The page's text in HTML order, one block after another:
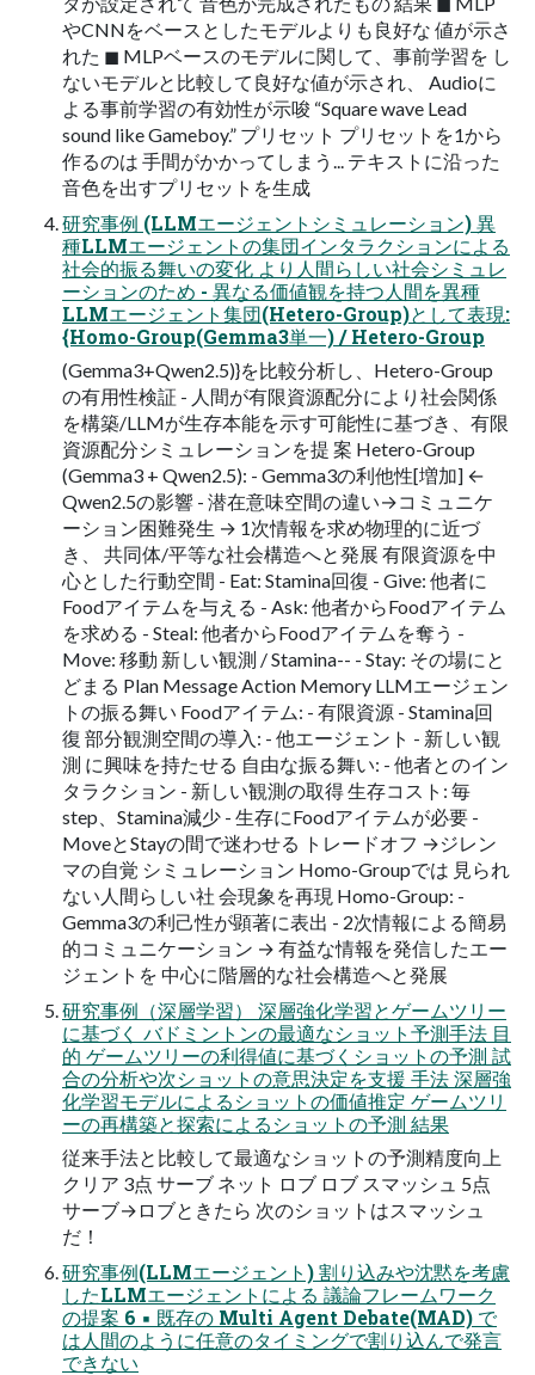
やCNNをベースとしたモデルよりも良好な 値が示さ
れた ◼ MLPベースのモデルに関して、事前学習を し
ないモデルと比較して良好な値が示され、 Audioに
よる事前学習の有効性が示唆 “Square wave Lead
sound like Gameboy.” プリセット プリセットを1から
作るのは 手間がかかってしまう... テキストに沿った
音色を出すプリセットを生成
研究事例 (LLMエージェントシミュレーション) 異
種LLMエージェントの集団インタラクションによる
社会的振る舞いの変化 より人間らしい社会シミュレ
ーションのため - 異なる価値観を持つ人間を異種
LLMエージェント集団(Hetero-Group)として表現:
{Homo-Group(Gemma3単一) / Hetero-Group
(Gemma3+Qwen2.5)}を比較分析し、Hetero-Group
の有用性検証 - 人間が有限資源配分により社会関係
を構築/LLMが生存本能を示す可能性に基づき、有限
資源配分シミュレーションを提 案 Hetero-Group
(Gemma3 + Qwen2.5): - Gemma3の利他性[増加] ←
Qwen2.5の影響 - 潜在意味空間の違い→コミュニケ
ーション困難発生 → 1次情報を求め物理的に近づ
き、 共同体/平等な社会構造へと発展 有限資源を中
心とした行動空間 - Eat: Stamina回復 - Give: 他者に
Foodアイテムを与える - Ask: 他者からFoodアイテム
を求める - Steal: 他者からFoodアイテムを奪う -
Move: 移動 新しい観測 / Stamina-- - Stay: その場にと
どまる Plan Message Action Memory LLMエージェン
トの振る舞い Foodアイテム: - 有限資源 - Stamina回
復 部分観測空間の導入: - 他エージェント - 新しい観
測 に興味を持たせる 自由な振る舞い: - 他者とのイン
タラクション - 新しい観測の取得 生存コスト: 毎
step、Stamina減少 - 生存にFoodアイテムが必要 -
MoveとStayの間で迷わせる トレードオフ →ジレン
マの自覚 シミュレーション Homo-Groupでは 見られ
ない人間らしい社 会現象を再現 Homo-Group: -
Gemma3の利己性が顕著に表出 - 2次情報による簡易
的コミュニケーション → 有益な情報を発信したエー
ジェントを 中心に階層的な社会構造へと発展
研究事例（深層学習） 深層強化学習とゲームツリー
に基づく バドミントンの最適なショット予測手法 目
的 ゲームツリーの利得値に基づくショットの予測 試
合の分析や次ショットの意思決定を支援 手法 深層強
化学習モデルによるショットの価値推定 ゲームツリ
ーの再構築と探索によるショットの予測 結果
従来手法と比較して最適なショットの予測精度向上
クリア 3点 サーブ ネット ロブ ロブ スマッシュ 5点
サーブ→ロブときたら 次のショットはスマッシュ
だ！
研究事例(LLMエージェント) 割り込みや沈黙を考慮
したLLMエージェントによる 議論フレームワーク
の提案 6 ▪ 既存の Multi Agent Debate(MAD) で
は人間のように任意のタイミングで割り込んで発言
できない